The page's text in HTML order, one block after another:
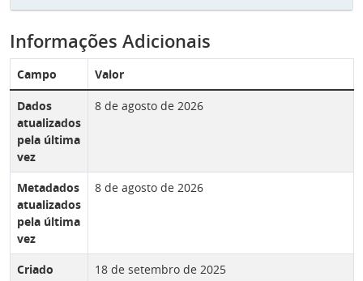
Informações Adicionais
Campo Valor
Dados
atualizados
pela última
vez
8 de agosto de 2026
Metadados
atualizados
pela última
vez
8 de agosto de 2026
Criado
18 de setembro de 2025